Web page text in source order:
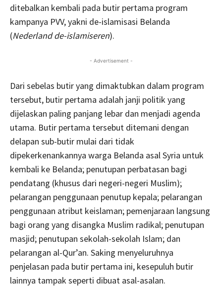
ditebalkan kembali pada butir pertama program
kampanya PVV, yakni de-islamisasi Belanda
(Nederland de-islamiseren).
- Advertisement -
Dari sebelas butir yang dimaktubkan dalam program
tersebut, butir pertama adalah janji politik yang
dijelaskan paling panjang lebar dan menjadi agenda
utama. Butir pertama tersebut ditemani dengan
delapan sub-butir mulai dari tidak
dipekerkenankannya warga Belanda asal Syria untuk
kembali ke Belanda; penutupan perbatasan bagi
pendatang (khusus dari negeri-negeri Muslim);
pelarangan penggunaan penutup kepala; pelarangan
penggunaan atribut keislaman; pemenjaraan langsung
bagi orang yang disangka Muslim radikal; penutupan
masjid; penutupan sekolah-sekolah Islam; dan
pelarangan al-Qur’an. Saking menyeluruhnya
penjelasan pada butir pertama ini, kesepuluh butir
lainnya tampak seperti dibuat asal-asalan.